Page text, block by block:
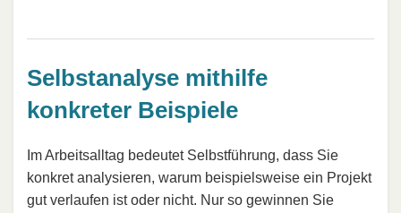
Selbstanalyse mithilfe
konkreter Beispiele
Im Arbeitsalltag bedeutet Selbstführung, dass Sie
konkret analysieren, warum beispielsweise ein Projekt
gut verlaufen ist oder nicht. Nur so gewinnen Sie